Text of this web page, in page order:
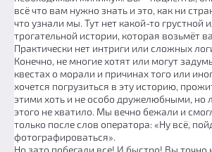
всё что вам нужно знать и это, как ни
что узнали мы. Тут нет какой-то грустной
трогательной истории, которая возьмёт
Практически нет интриги или сложных
Конечно, не многие хотят или могут
квестах о морали и причинах того или
хочется погрузиться в эту историю,
этими хоть и не особо дружелюбными, но
этого не хватило. Мы вечно бежали и
только после слов оператора: «Ну всё,
фотографироваться».
Но зато побегали все! И быстро! Вы точно